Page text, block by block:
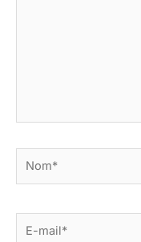
mail*